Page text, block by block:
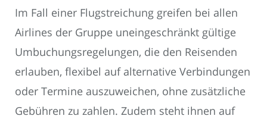
Im Fall einer Flugstreichung greifen bei allen
Airlines der Gruppe uneingeschränkt gültige
Umbuchungsregelungen, die den Reisenden
erlauben, flexibel auf alternative Verbindungen
oder Termine auszuweichen, ohne zusätzliche
Gebühren zu zahlen. Zudem steht ihnen auf